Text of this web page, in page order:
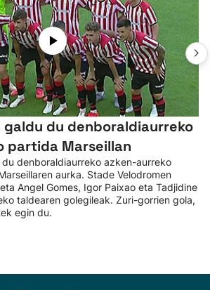
du denboraldiaurreko
partida Marseillan
denboraldiaurreko azken-aurreko
aurka. Stade Velodromen
Angel Gomes, Igor Paixao eta Tadjidine
taldearen golegileak. Zuri-gorrien gola,
egin du.